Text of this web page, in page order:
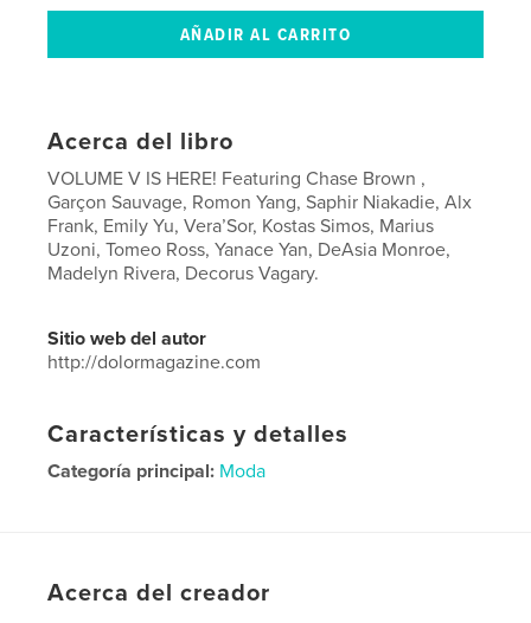
Acerca del libro
VOLUME V IS HERE! Featuring Chase Brown ,
Garçon Sauvage, Romon Yang, Saphir Niakadie, Alx
Frank, Emily Yu, Vera’Sor, Kostas Simos, Marius
Uzoni, Tomeo Ross, Yanace Yan, DeAsia Monroe,
Madelyn Rivera, Decorus Vagary.
Sitio web del autor
http://dolormagazine.com
Características y detalles
Categoría principal: Moda
IdiomaEnglish
Acerca del creador